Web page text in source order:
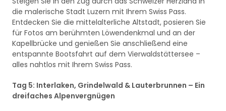
die malerische Stadt Luzern mit Ihrem Swiss Pass.
Entdecken Sie die mittelalterliche Altstadt, posieren Sie
für Fotos am berühmten Löwendenkmal und an der
Kapellbrücke und genießen Sie anschließend eine
entspannte Bootsfahrt auf dem Vierwaldstättersee –
alles nahtlos mit Ihrem Swiss Pass.
Tag 5: Interlaken, Grindelwald & Lauterbrunnen – Ein
dreifaches Alpenvergnügen